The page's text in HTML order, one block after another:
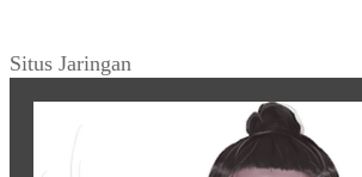
Situs Jaringan